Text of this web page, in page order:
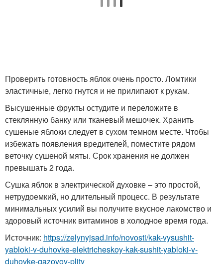
Проверить готовность яблок очень просто. Ломтики
эластичные, легко гнутся и не прилипают к рукам.
Высушенные фрукты остудите и переложите в
стеклянную банку или тканевый мешочек. Хранить
сушеные яблоки следует в сухом темном месте. Чтобы
избежать появления вредителей, поместите рядом
веточку сушеной мяты. Срок хранения не должен
превышать 2 года.
Сушка яблок в электрической духовке – это простой,
нетрудоемкий, но длительный процесс. В результате
минимальных усилий вы получите вкусное лакомство и
здоровый источник витаминов в холодное время года.
Источник: https://zelynyjsad.info/novosti/kak-vysushit-
yabloki-v-duhovke-elektricheskoy-kak-sushit-yabloki-v-
duhovke-gazovoy-plity